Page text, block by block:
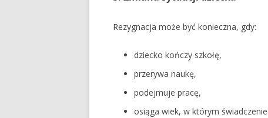
Rezygnacja może być konieczna, gdy:
dziecko kończy szkołę,
przerywa naukę,
podejmuje pracę,
osiąga wiek, w którym